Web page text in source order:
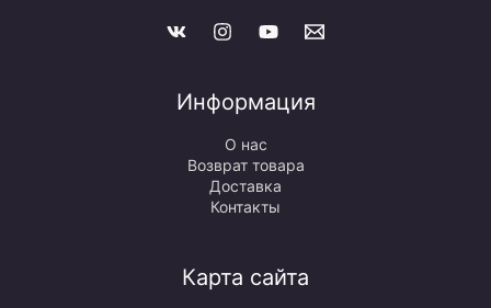
Информация
О нас
Возврат товара
Доставка
Контакты
Карта сайта